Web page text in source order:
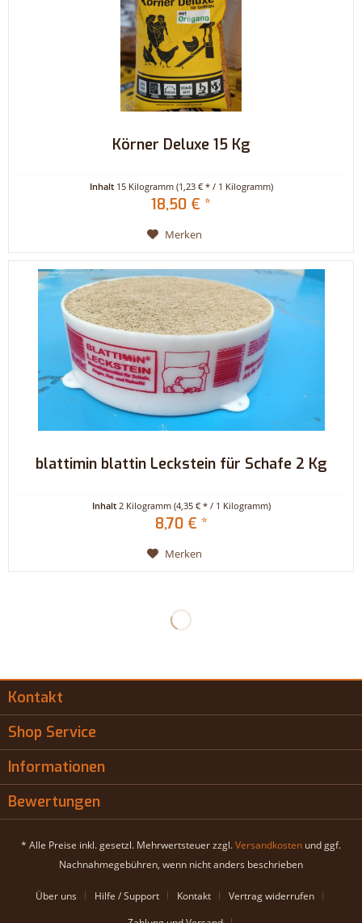
Körner Deluxe 15 Kg
Inhalt 15 Kilogramm (1,23 € * / 1 Kilogramm)
18,50 € *
Merken
blattimin blattin Leckstein für Schafe 2 Kg
Inhalt 2 Kilogramm (4,35 € * / 1 Kilogramm)
8,70 € *
Merken
Kontakt
Shop Service
Informationen
Bewertungen
* Alle Preise inkl. gesetzl. Mehrwertsteuer zzgl.Versandkosten und ggf.
Nachnahmegebühren, wenn nicht anders beschrieben
Über uns Hilfe / Support Kontakt
Vertrag widerrufen